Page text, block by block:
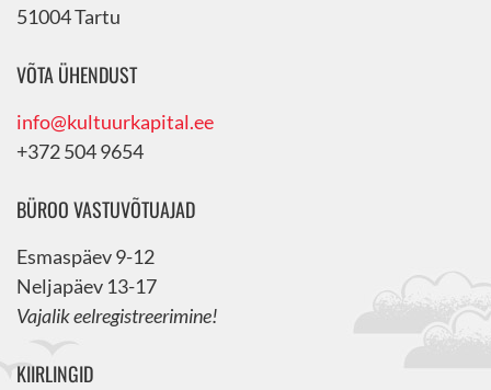
51004 Tartu
VÕTA ÜHENDUST
info@kultuurkapital.ee
+372 504 9654
BÜROO VASTUVÕTUAJAD
Esmaspäev 9-12
Neljapäev 13-17
Vajalik eelregistreerimine!
KIIRLINGID